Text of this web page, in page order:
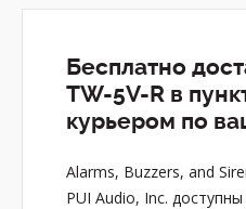
Бесплатно
TW-5V-R в
курьером по
Alarms, Buzzers, and
PUI Audio, Inc.